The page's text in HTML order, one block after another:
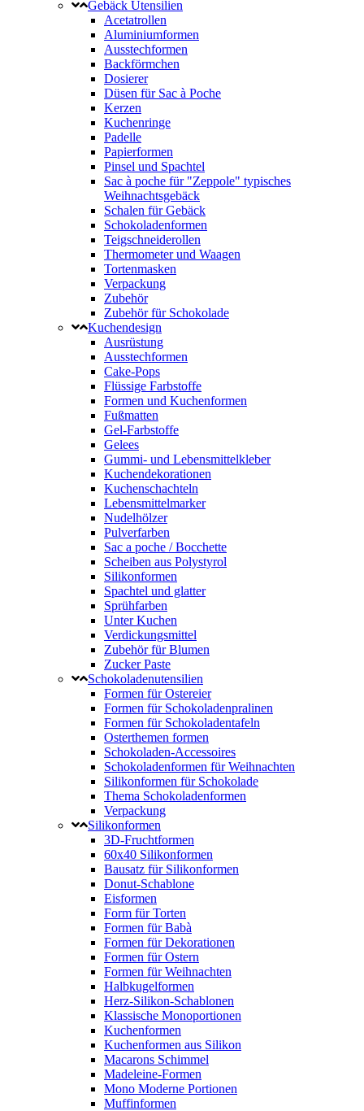
Gebäck Utensilien
Acetatrollen
Aluminiumformen
Ausstechformen
Backförmchen
Dosierer
Düsen für Sac à Poche
Kerzen
Kuchenringe
Padelle
Papierformen
Pinsel und Spachtel
Sac à poche für "Zeppole" typisches
Weihnachtsgebäck
Schalen für Gebäck
Schokoladenformen
Teigschneiderollen
Thermometer und Waagen
Tortenmasken
Verpackung
Zubehör
Zubehör für Schokolade
Kuchendesign
Ausrüstung
Ausstechformen
Cake-Pops
Flüssige Farbstoffe
Formen und Kuchenformen
Fußmatten
Gel-Farbstoffe
Gelees
Gummi- und Lebensmittelkleber
Kuchendekorationen
Kuchenschachteln
Lebensmittelmarker
Nudelhölzer
Pulverfarben
Sac a poche / Bocchette
Scheiben aus Polystyrol
Silikonformen
Spachtel und glatter
Sprühfarben
Unter Kuchen
Verdickungsmittel
Zubehör für Blumen
Zucker Paste
Schokoladenutensilien
Formen für Ostereier
Formen für Schokoladenpralinen
Formen für Schokoladentafeln
Osterthemen formen
Schokoladen-Accessoires
Schokoladenformen für Weihnachten
Silikonformen für Schokolade
Thema Schokoladenformen
Verpackung
Silikonformen
3D-Fruchtformen
60x40 Silikonformen
Bausatz für Silikonformen
Donut-Schablone
Eisformen
Form für Torten
Formen für Babà
Formen für Dekorationen
Formen für Ostern
Formen für Weihnachten
Halbkugelformen
Herz-Silikon-Schablonen
Klassische Monoportionen
Kuchenformen
Kuchenformen aus Silikon
Macarons Schimmel
Madeleine-Formen
Mono Moderne Portionen
Muffinformen